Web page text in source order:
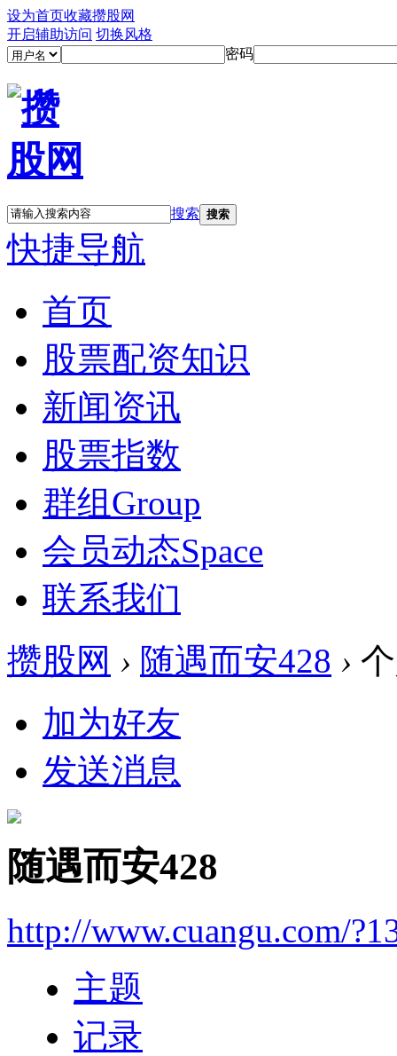
设为首页收藏攒股网
开启辅助访问 切换风格
密码
搜索 搜索
快捷导航
首页
股票配资知识
新闻资讯
股票指数
群组 Group
会员动态Space
联系我们
攒股网 › 随遇而安428 ›
加为好友
发送消息
随遇而安428
http://www.cuangu.com/
主题
记录